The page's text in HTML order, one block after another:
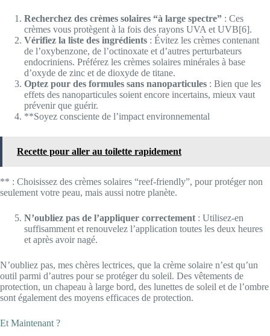
Recherchez des crèmes solaires “à large spectre” : Ces
crèmes vous protègent à la fois des rayons UVA et UVB[6].
Vérifiez la liste des ingrédients : Évitez les crèmes contenant
de l’oxybenzone, de l’octinoxate et d’autres perturbateurs
endocriniens. Préférez les crèmes solaires minérales à base
d’oxyde de zinc et de dioxyde de titane.
Optez pour des formules sans nanoparticules : Bien que les
effets des nanoparticules soient encore incertains, mieux vaut
prévenir que guérir.
**Soyez consciente de l’impact environnemental
Recette pour aller au toilette rapidement
** : Choisissez des crèmes solaires “reef-friendly”, pour protéger non
seulement votre peau, mais aussi notre planète.
N’oubliez pas de l’appliquer correctement : Utilisez-en
suffisamment et renouvelez l’application toutes les deux heures
et après avoir nagé.
N’oubliez pas, mes chères lectrices, que la crème solaire n’est qu’un
outil parmi d’autres pour se protéger du soleil. Des vêtements de
protection, un chapeau à large bord, des lunettes de soleil et de l’ombre
sont également des moyens efficaces de protection.
Et Maintenant ?